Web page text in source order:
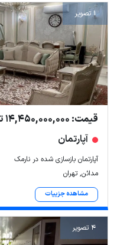
1 تصویر
قیمت: 14,450,000,000 تومان
آپارتمان
آپارتمان بازسازی شده در نارمک
مدائن, تهران
مشاهده جزییات
4 تصویر